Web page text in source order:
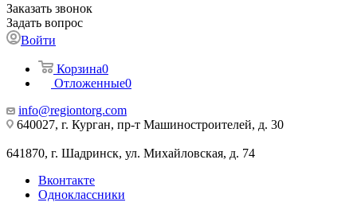
Заказать звонок
Задать вопрос
Войти
Корзина0
Отложенные0
info@regiontorg.com
640027, г. Курган, пр-т Машиностроителей, д. 30
641870, г. Шадринск, ул. Михайловская, д. 74
Вконтакте
Одноклассники